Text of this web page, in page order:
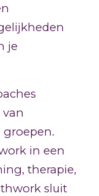
je
groepen.
in een
therapie,
sluit